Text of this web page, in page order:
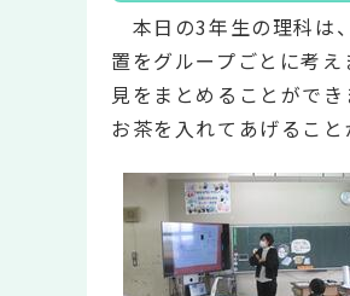
本日の3年生の理科は
置をグループごとに考
見をまとめることがで
お茶を入れてあげるこ